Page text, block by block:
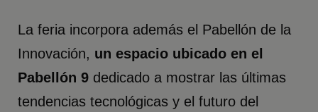
La feria incorpora además el Pabellón de la
Innovación, un espacio ubicado en el
Pabellón 9 dedicado a mostrar las últimas
tendencias tecnológicas y el futuro del